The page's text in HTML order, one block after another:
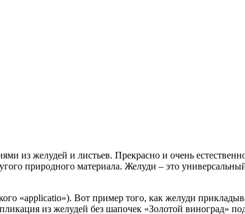
из желудей и листьев. Прекрасно и очень
природного материала. Желуди – это
«applicatio»). Вот пример того, как желуди
из желудей без шапочек «Золотой виноград»